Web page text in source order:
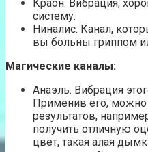
Краон. Вибрация,
систему.
Ниналис. Канал,
вы больны гриппом
Магические каналы:
Анаэль. Вибрация
Применив его,
результатов,
получить отличную
цвет, такая алая